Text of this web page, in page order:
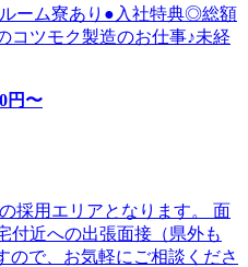
ーム寮あり●入社特典◎総額
コツモク製造のお仕事♪未経
円〜
採用エリアとなります。 面
付近への出張面接（県外も
ので、お気軽にご相談くださ